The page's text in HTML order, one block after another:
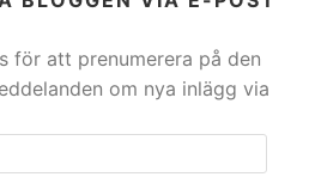
för att prenumerera på den
om nya inlägg via